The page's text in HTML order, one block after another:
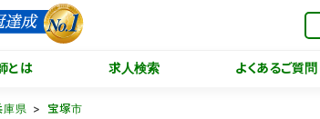
とは 求人検索 よくあるご質問
庫県 宝塚市